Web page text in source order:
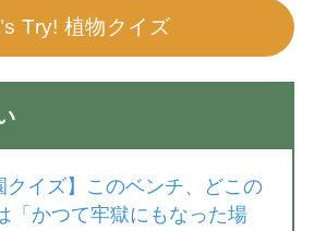
Try! 植物クイズ
クイズ】このベンチ、どこの
「かつて牢獄にもなった場